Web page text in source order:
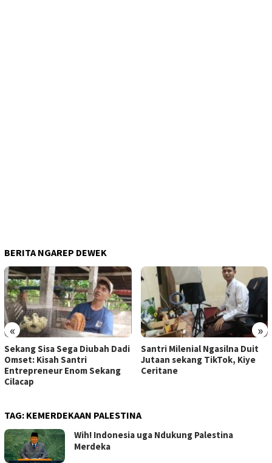
BERITA NGAREP DEWEK
« »
Sekang Sisa Sega Diubah Dadi
Omset: Kisah Santri
Entrepreneur Enom Sekang
Cilacap
Santri Milenial Ngasilna Duit
Jutaan sekang TikTok, Kiye
Ceritane
TAG: KEMERDEKAAN PALESTINA
Wih! Indonesia uga Ndukung Palestina
Merdeka